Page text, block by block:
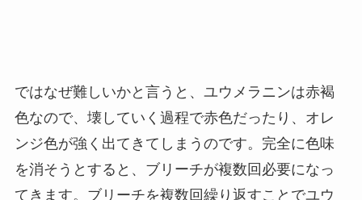
ではなぜ難しいかと言うと、ユウメラニンは赤褐
色なので、壊していく過程で赤色だったり、オレ
ンジ色が強く出てきてしまうのです。完全に色味
を消そうとすると、ブリーチが複数回必要になっ
てきます。ブリーチを複数回繰り返すことでユウ